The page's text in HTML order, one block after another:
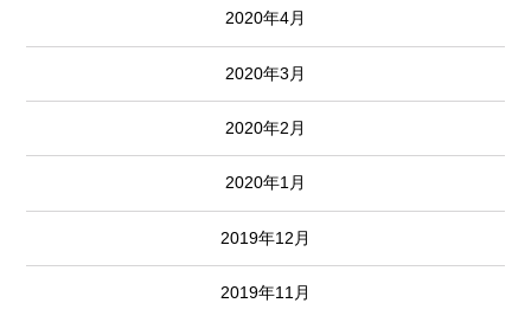
2020年4月
2020年3月
2020年2月
2020年1月
2019年12月
2019年11月